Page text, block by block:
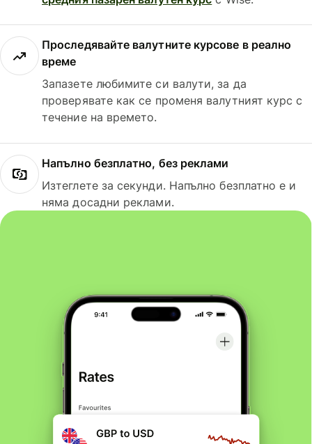
Проследявайте валутните курсове в реално
време
Запазете любимите си валути, за да
проверявате как се променя валутният курс с
течение на времето.
Напълно безплатно, без реклами
Изтеглете за секунди. Напълно безплатно е и
няма досадни реклами.